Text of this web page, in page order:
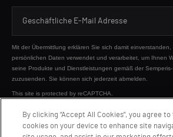
Mit der Übermittlung erklären Sie sich damit
persönlichen Daten verwendet und verarbeitet, um Ihnen
seine Produkte und Dienstleistungen gemäß der Semperis-
zuzusenden. Sie können sich jederzeit abmelden.
This site is protected by reCAPTCHA.
SENDEN
By clicking “Accept All Cookies”, you agree
cookies on your device to enhance site